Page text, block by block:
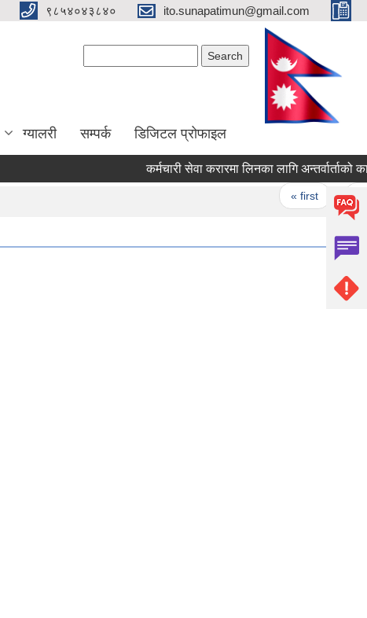
९८५४०४३८४० ito.sunapatimun@gmail.com
ग्यालरी सम्पर्क डिजिटल प्रोफाइल
कर्मचारी सेवा करारमा लिनका लागि अन्तर्वार्ताको
« first ‹